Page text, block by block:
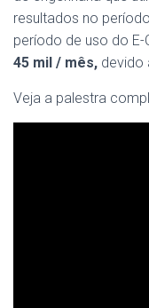
resultados no
período de uso do E-
45 mil / mês, devido
Veja a palestra